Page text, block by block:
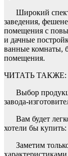
Широкий
заведения,
помещения с
и дачные
ванные комнаты,
помещения.
ЧИТАТЬ ТАКЖЕ:
Выбор
завода-
Вам будет
хотели бы
Заметим